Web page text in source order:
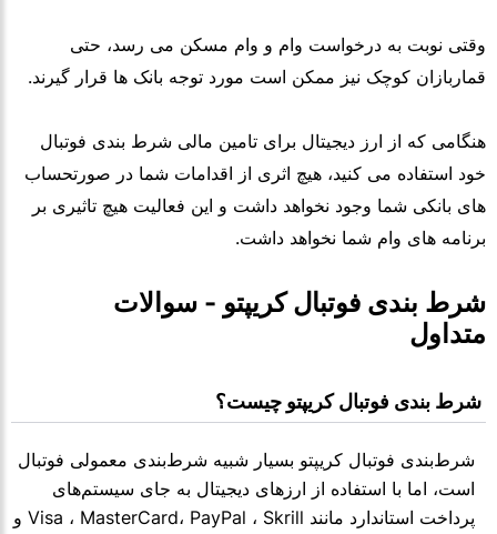
وقتی نوبت به درخواست وام و وام مسکن می رسد، حتی
قماربازان کوچک نیز ممکن است مورد توجه بانک ها قرار گیرند.
هنگامی که از ارز دیجیتال برای تامین مالی شرط بندی فوتبال
خود استفاده می کنید، هیچ اثری از اقدامات شما در صورتحساب
های بانکی شما وجود نخواهد داشت و این فعالیت هیچ تاثیری بر
برنامه های وام شما نخواهد داشت.
متداول
شرط‌بندی فوتبال کریپتو بسیار شبیه شرط‌بندی معمولی فوتبال
است، اما با استفاده از ارزهای دیجیتال به جای سیستم‌های
پرداخت استاندارد مانند Visa ، MasterCard، PayPal ، Skrill و